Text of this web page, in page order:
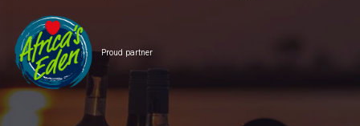
Proud partner